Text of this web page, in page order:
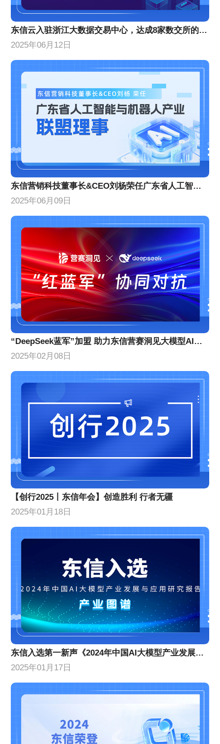
东信云入驻浙江大数据交易中心，达成8家数交所的数商认证及入驻
2025年06月12日
东信营销科技董事长&CEO刘杨荣任广东省人工智能与机器人产业联盟理事
2025年06月09日
“DeepSeek蓝军”加盟 助力东信营赛洞见大模型AI营销效果提升
2025年02月08日
【创行2025丨东信年会】创造胜利 行者无疆
2025年01月18日
东信入选第一新声《2024年中国AI大模型产业发展与应用研究报告》产业图谱
2025年01月17日